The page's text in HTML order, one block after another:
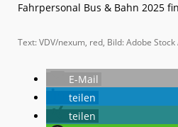
Fahrpersonal Bus & Bahn 2025
Text: VDV/nexum, red, Bild: Adobe
E-Mail
teilen
teilen